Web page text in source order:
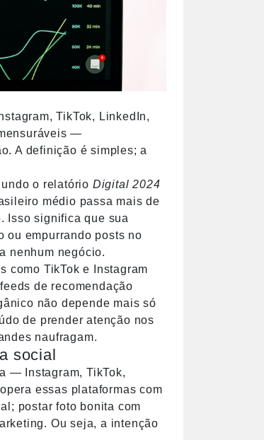
TikTok, LinkedIn,
—
A definição é simples; a
o relatório Digital 2024
médio passa mais de
Isso significa que sua
ou empurrando posts no
nenhum negócio.
como TikTok e Instagram
de recomendação
não depende mais só
de prender atenção nos
naufragam.
social
— Instagram, TikTok,
essas plataformas com
postar foto bonita com
Ou seja, a intenção